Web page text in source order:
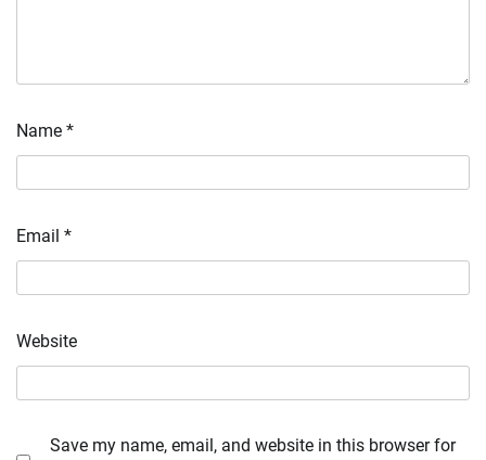
Name *
Email *
Website
Save my name, email, and website in this browser for